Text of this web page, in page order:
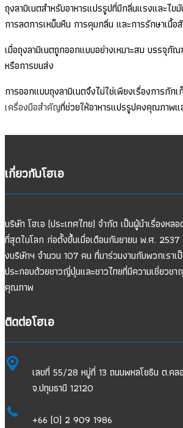
ถุงลามิเนตสำหรับอาหารแปรรูปที่มีกลิ่นแรงและไ
การลดการเหม็นหืน การคุมกลิ่น และการรักษาเนื้
เมื่อถุงลามิเนตถูกออกแบบอย่างเหมาะสม บรรจุ
หรือการขนส่ง
การออกแบบถุงลามิเนตจึงไม่ใช่เพียงเรื่องการกั
เครื่องมือสำคัญที่ช่วยให้อาหารแปรรูปคงคุณภาพ
เกี่ยวกับโฮเอ
บริษัท โฮเอ (ประเทศไทย) จำกัด เป็นผู้นำเรื่องหล
ที่สุดในโลก ก่อตั้งขึ้นเมื่อเดือนกันยายน พ.ศ.
งบริษัทฯ จำนวน 107 คน ที่มาร่วมงานกับพวกเราเ
ประกอบด้วยชาวญี่ปุ่นและชาวไทยที่มีความเชี่ยวช
คุณภาพ
ติดต่อโฮเอ
เลขที่ 55/28 หมู่ที่ 13 ถนนพหลโยธิน ต.คล
จ.ปทุมธานี 12120
+66 (0) 2 909 1986